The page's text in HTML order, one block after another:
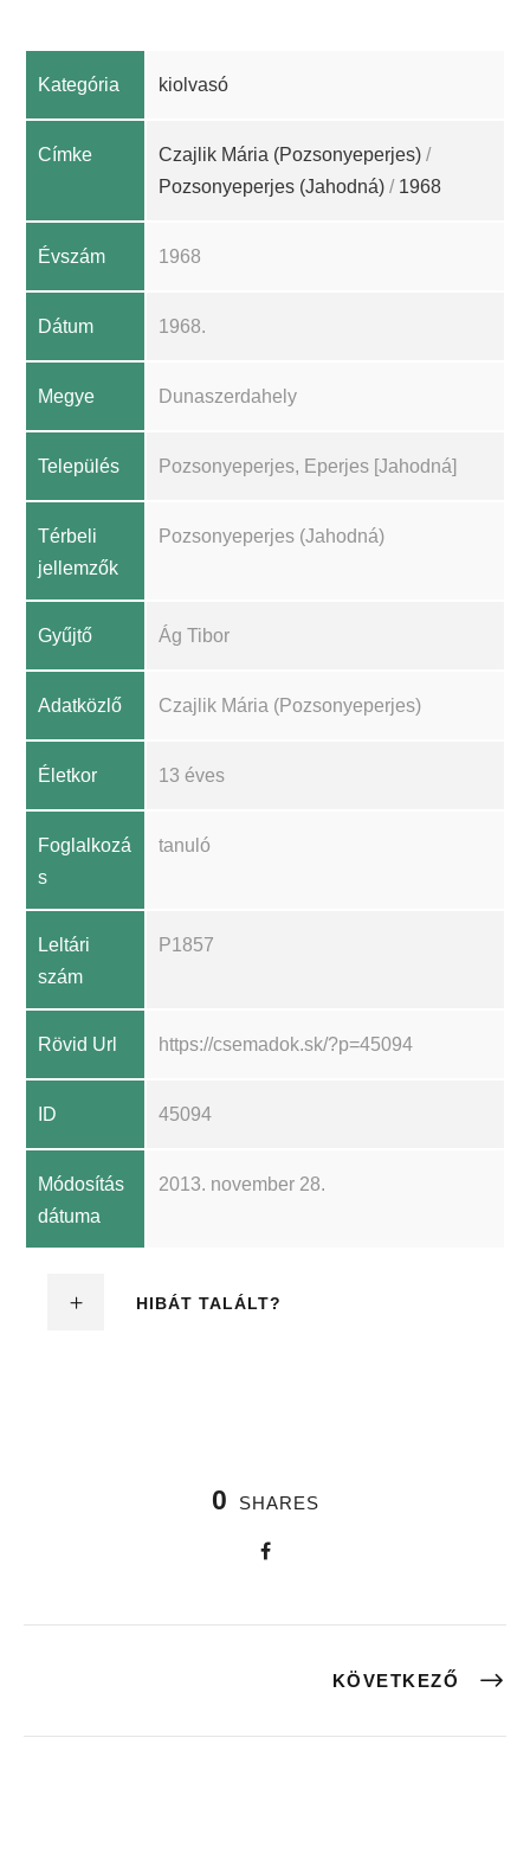
Kategória kiolvasó
Címke Czajlik Mária (Pozsonyeperjes) /
Pozsonyeperjes (Jahodná) / 1968
Évszám 1968
Dátum 1968.
Megye Dunaszerdahely
Település Pozsonyeperjes, Eperjes [Jahodná]
Térbeli
jellemzők
Pozsonyeperjes (Jahodná)
Gyűjtő Ág Tibor
Adatközlő Czajlik Mária (Pozsonyeperjes)
Életkor 13 éves
Foglalkozá
s
tanuló
Leltári
szám
P1857
Rövid Url https://csemadok.sk/?p=45094
ID 45094
Módosítás
dátuma
2013. november 28.
HIBÁT TALÁLT?
0 SHARES
KÖVETKEZŐ